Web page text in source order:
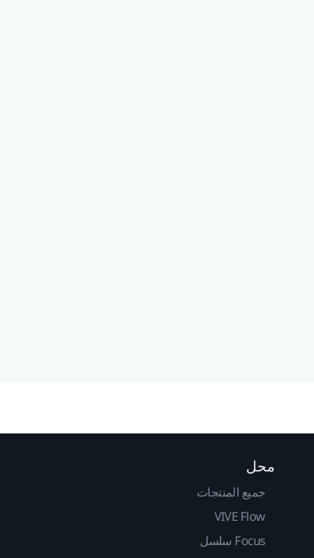
محل
جميع المنتجات
VIVE Flow
Focus سلسل